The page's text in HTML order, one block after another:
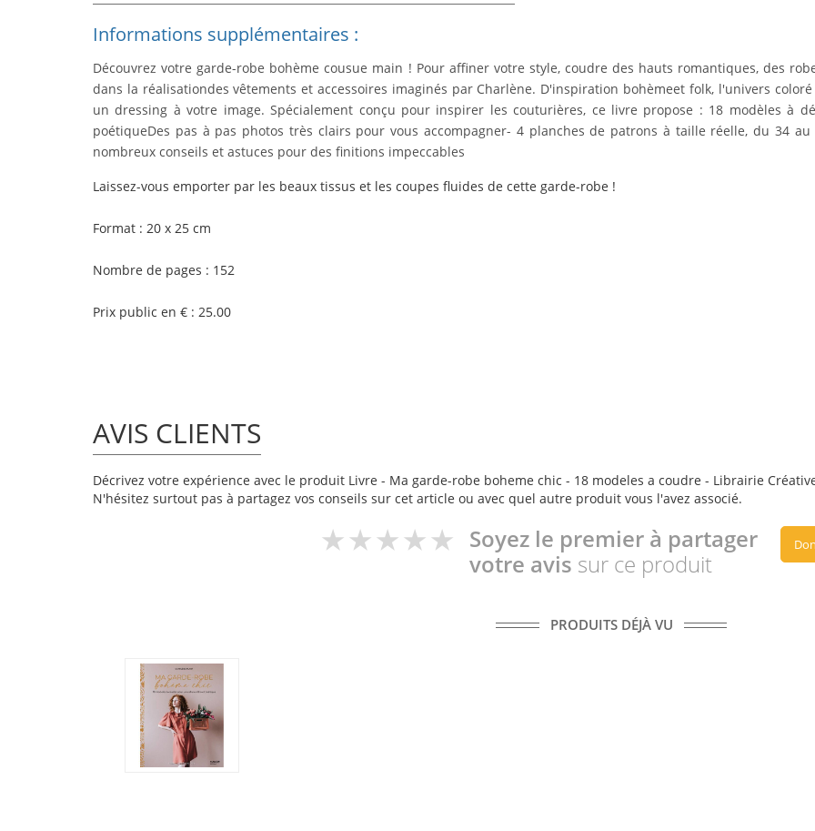
Informations supplémentaires :
Découvrez votre garde-robe bohème cousue main ! Pour affiner votre style, coudre des hauts romantiques, des
dans la réalisationdes vêtements et accessoires imaginés par Charlène. D'inspiration bohèmeet folk, l'univers
un dressing à votre image. Spécialement conçu pour inspirer les couturières, ce livre propose : 18 modèles à
poétiqueDes pas à pas photos très clairs pour vous accompagner- 4 planches de patrons à taille réelle, du 34
nombreux conseils et astuces pour des finitions impeccables
Laissez-vous emporter par les beaux tissus et les coupes fluides de cette garde-robe !
Format : 20 x 25 cm
Nombre de pages : 152
Prix public en € : 25.00
AVIS CLIENTS
Décrivez votre expérience avec le produit Livre - Ma garde-robe boheme chic - 18 modeles a coudre - Librairie
N'hésitez surtout pas à partagez vos conseils sur cet article ou avec quel autre produit vous l'avez associé.
Soyez le premier à partager
votre avis sur ce produit
PRODUITS DÉJÀ VU